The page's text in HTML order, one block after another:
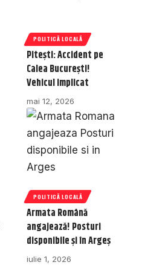
POLITICĂ LOCALĂ
Pitești: Accident pe
Calea București!
Vehicul implicat
mai 12, 2026
POLITICĂ LOCALĂ
Armata Română
angajează! Posturi
disponibile și în Argeș
iulie 1, 2026